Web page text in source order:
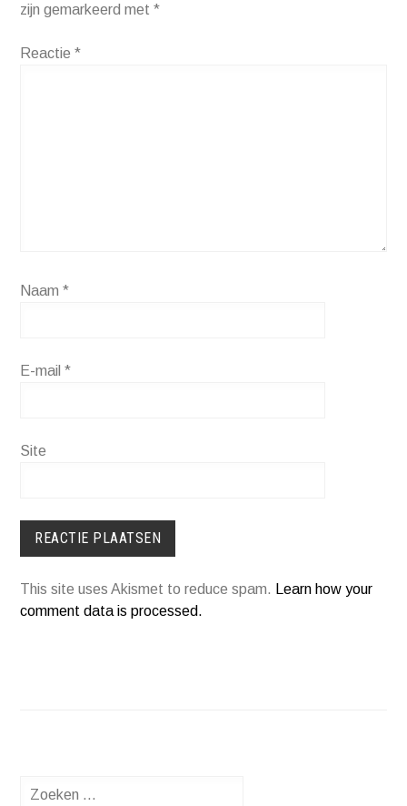
zijn gemarkeerd met*
Reactie*
Naam*
E-mail*
Site
This site uses Akismet to reduce spam. Learn how your
comment data is processed.
Zoeken